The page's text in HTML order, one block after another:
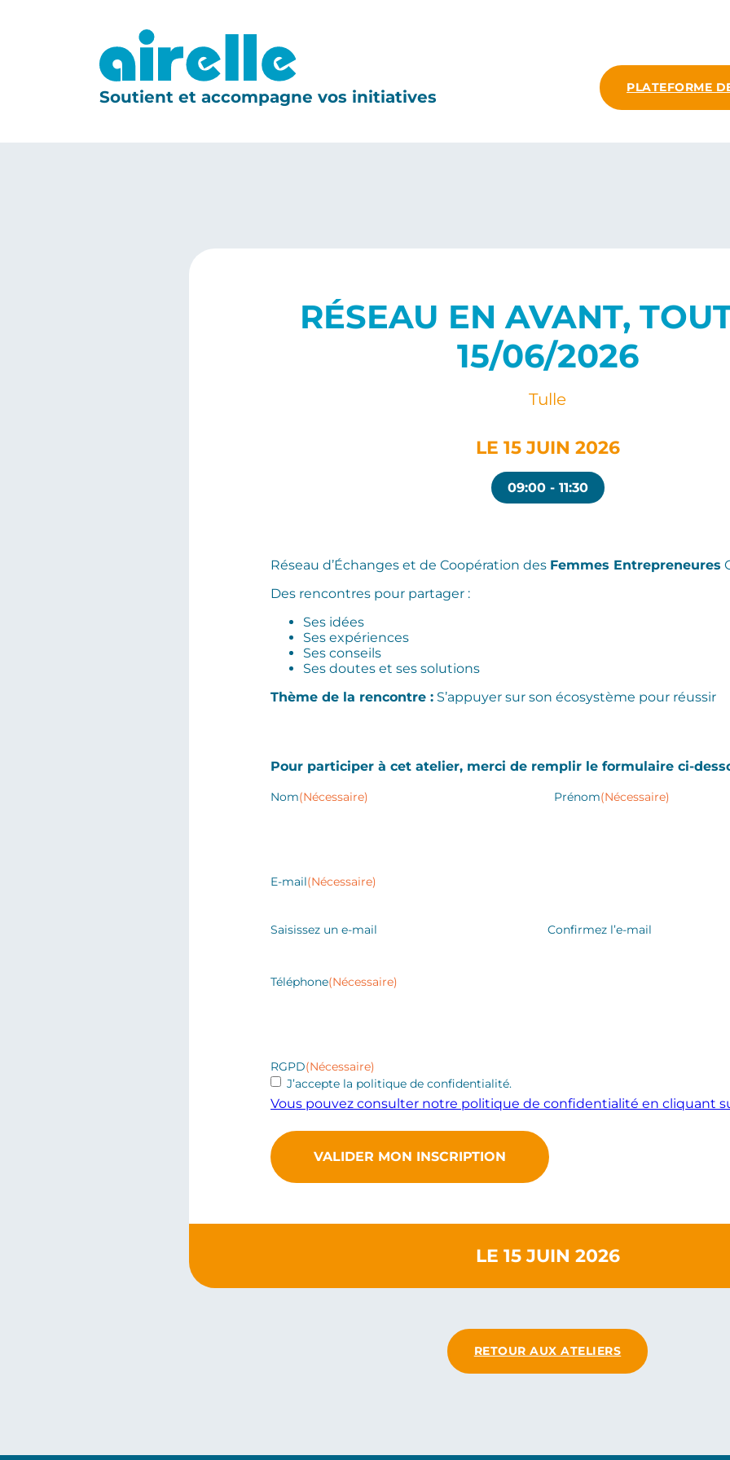
Soutient et accompagne vos initiatives PLATEFORME
RÉSEAU EN AVANT,
15/06/2026
Tulle
LE 15 JUIN 2026
09:00 - 11:30
Réseau d’Échanges et de Coopération des Femmes Entrepreneures
Des rencontres pour partager :
Ses idées
Ses expériences
Ses conseils
Ses doutes et ses solutions
Thème de la rencontre : S’appuyer sur son écosystème pour réussir
Pour participer à cet atelier, merci de remplir le formulaire ci-
Nom(Nécessaire) Prénom(Nécessaire)
E-mail(Nécessaire)
Saisissez un e-mail Confirmez l’e-mail
Téléphone(Nécessaire)
RGPD(Nécessaire)
J’accepte la politique de confidentialité.
Vous pouvez consulter notre politique de confidentialité en cliquant
LE 15 JUIN 2026
RETOUR AUX ATELIERS